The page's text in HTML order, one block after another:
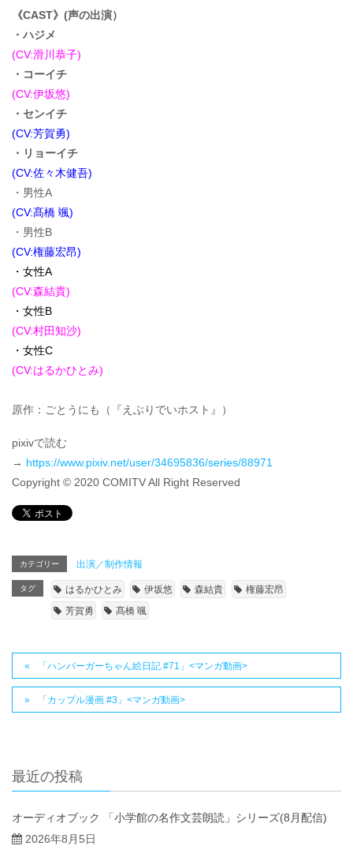
《CAST》(声の出演）
・ハジメ
(CV:滑川恭子)
・コーイチ
(CV:伊坂悠)
・センイチ
(CV:芳賀勇)
・リョーイチ
(CV:佐々木健吾)
・男性A
(CV:髙橋 颯)
・男性B
(CV:権藤宏昂)
・女性A
(CV:森結貴)
・女性B
(CV:村田知沙)
・女性C
(CV:はるかひとみ)
原作：ごとうにも（『えぶりでいホスト』）
pixivで読む
→ https://www.pixiv.net/user/34695836/series/88971
Copyright © 2020 COMITV All Right Reserved
カテゴリー 出演／制作情報
タグ はるかひとみ 伊坂悠 森結貴
権藤宏昂
芳賀勇
髙橋 颯
「ハンバーガーちゃん絵日記 #71」<マンガ動画>
「カップル漫画 #3」<マンガ動画>
最近の投稿
オーディオブック 「小学館の名作文芸朗読」シリーズ(8月配信)
2026年8月5日